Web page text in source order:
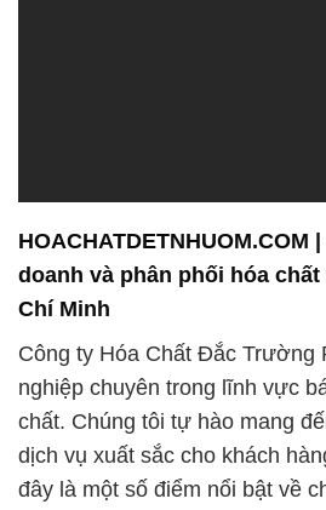
HOACHATDETNHUOM.COM
doanh và phân phối hóa
Chí Minh
Công ty Hóa Chất Đắc Trường
nghiệp chuyên trong lĩnh vực
chất. Chúng tôi tự hào mang
dịch vụ xuất sắc cho khách
đây là một số điểm nổi bật về